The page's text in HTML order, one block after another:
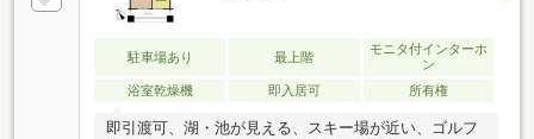
駐車場あり 最上階
モニタ付インターホ
ン
浴室乾燥機
即入居可 所有権
即引渡可、湖・池が見える、スキー場が近い、ゴルフ